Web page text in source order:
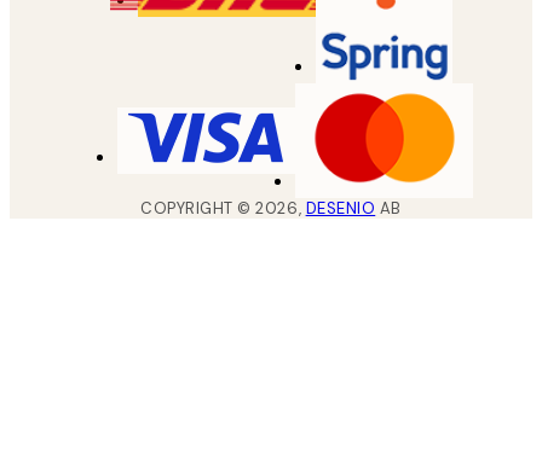
COPYRIGHT ©2026, DESENIO AB